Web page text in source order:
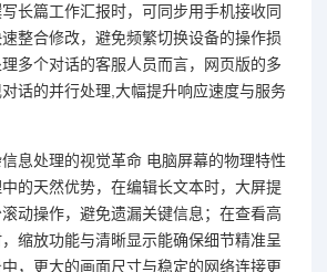
长篇工作汇报时，可同步用手机接收同
整合修改，避免频繁切换设备的操作损
多个对话的客服人员而言，网页版的多
话的并行处理,大幅提升响应速度与服务
息处理的视觉革命 电脑屏幕的物理特性
的天然优势，在编辑长文本时，大屏提
动操作，避免遗漏关键信息；在查看高
缩放功能与清晰显示能确保细节精准呈
，更大的画面尺寸与稳定的网络连接更